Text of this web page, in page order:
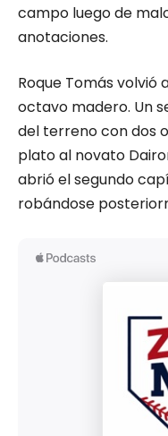
campo luego de
anotaciones.
Roque Tomás volvió
octavo madero. Un
del terreno con dos
plato al novato
abrió el segundo
robándose